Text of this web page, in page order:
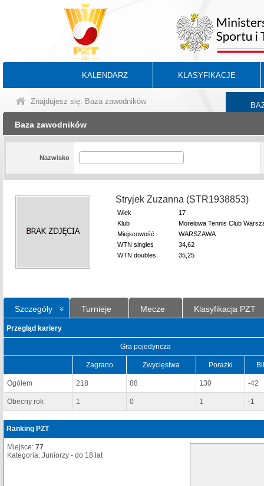
KALENDARZ KLASYFIKACJE
Znajdujesz się: Baza zawodników
Baza zawodników
Nazwisko
Stryjek Zuzanna (STR1938853)
Wiek
17
Klub
Morelowa Tennis Club
Miejscowość
WARSZAWA
WTN singles
34,62
WTN doubles
35,25
Szczegóły Turnieje Mecze Klasyfikacja PZT
Przegląd kariery
Gra pojedyncza
Zagrano Zwycięstwa Porażki
Ogółem 218 88 130 -42
Obecny rok 1 0 1 -1
Ranking PZT
Miejsce: 77
Kategoria: Juniorzy - do 18 lat